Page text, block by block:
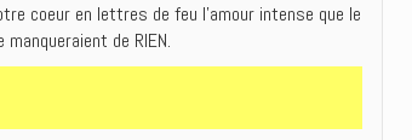
coeur en lettres de feu l’amour intense que le
de RIEN.